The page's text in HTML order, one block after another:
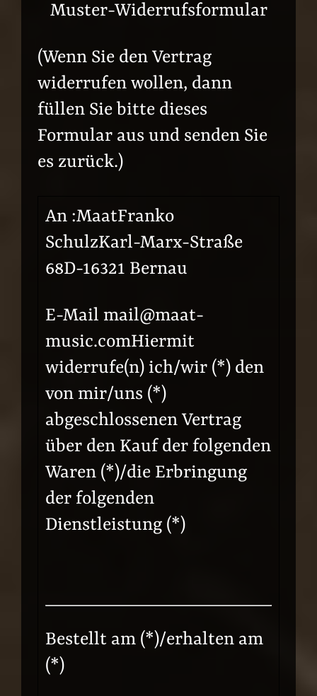
Muster-Widerrufsformular
(Wenn Sie den Vertrag
widerrufen wollen, dann
füllen Sie bitte dieses
Formular aus und senden Sie
es zurück.)
An :MaatFranko
SchulzKarl-Marx-Straße
68D-16321 Bernau
E-Mail mail@maat-
music.comHiermit
widerrufe(n) ich/wir (*) den
von mir/uns (*)
abgeschlossenen Vertrag
über den Kauf der folgenden
Waren (*)/die Erbringung
der folgenden
Dienstleistung (*)
Bestellt am (*)/erhalten am
(*)